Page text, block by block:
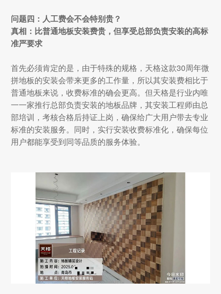
问题四：人工费会不会特别贵？
真相：比普通地板安装费贵，但享受总部负责安装的高标
准严要求
首先必须肯定的是，由于特殊的规格，天格这款30周年微
拼地板的安装会带来更多的工作量，所以其安装费相比于
普通地板来说，收费标准的确会更高。但天格是行业内唯
一一家推行总部负责安装的地板品牌，其安装工程师由总
部培训，考核合格后持证上岗，确保给广大用户带去专业
标准的安装服务。同时，实行安装收费标准化，确保每位
用户都能享受到同等品质的服务体验。